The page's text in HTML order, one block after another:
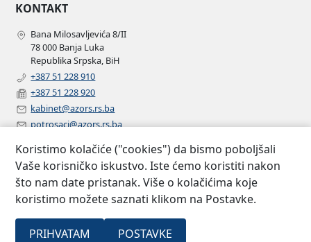
KONTAKT
Bana Milosavljevića 8/II
78 000 Banja Luka
Republika Srpska, BiH
+387 51 228 910
+387 51 228 920
kabinet@azors.rs.ba
potrosaci@azors.rs.ba
PRATITE NAS
Facebook
Instagram
Linkedin
2007 –
Agencija za osiguranje Republike
Koristimo kolačiće ("cookies") da bismo poboljšali
Vaše korisničko iskustvo. Iste ćemo koristiti nakon
što nam date pristanak. Više o kolačićima koje
koristimo možete saznati klikom na Postavke.
PRIHVATAM POSTAVKE